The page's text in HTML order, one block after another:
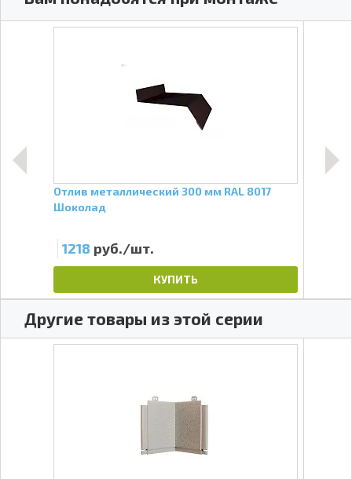
Отлив металлический 300 мм RAL 8017
Шоколад
1218 руб./шт.
КУПИТЬ
Другие товары из этой серии